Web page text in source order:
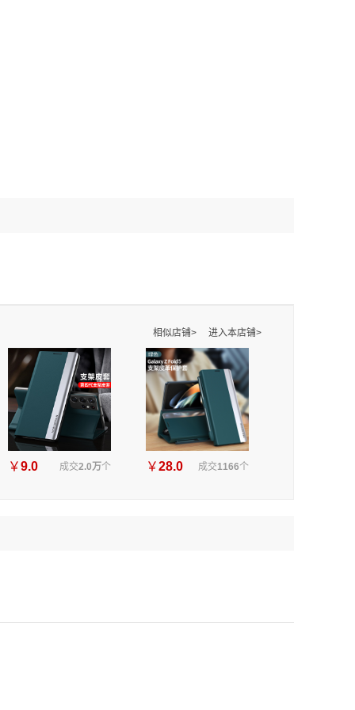
相似店铺> 进入本店铺>
￥9.0 成交2.0万个 ￥28.0 成交1166个